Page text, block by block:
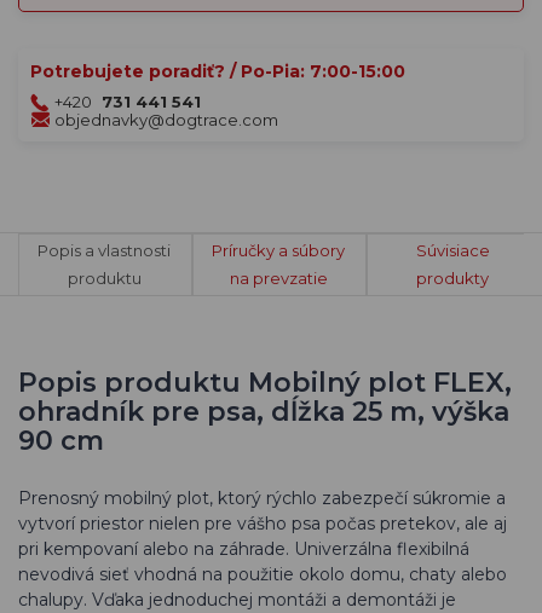
Potrebujete poradiť? / Po-Pia: 7:00-15:00
+420
731 441 541
objednavky@dogtrace.com
Popis a vlastnosti
produktu
Príručky a súbory
na prevzatie
Súvisiace
produkty
Popis produktu Mobilný plot FLEX,
ohradník pre psa, dĺžka 25 m, výška
90 cm
Prenosný mobilný plot, ktorý rýchlo zabezpečí súkromie a
vytvorí priestor nielen pre vášho psa počas pretekov, ale aj
pri kempovaní alebo na záhrade. Univerzálna flexibilná
nevodivá sieť vhodná na použitie okolo domu, chaty alebo
chalupy. Vďaka jednoduchej montáži a demontáži je